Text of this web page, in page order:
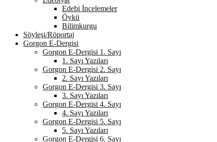
Edebi İncelemeler
Öykü
Bilimkurgu
Söyleşi/Röportaj
Gorgon E-Dergisi
Gorgon E-Dergisi 1. Sayı
1. Sayı Yazıları
Gorgon E-Dergisi 2. Sayı
2. Sayı Yazıları
Gorgon E-Dergisi 3. Sayı
3. Sayı Yazıları
Gorgon E-Dergisi 4. Sayı
4. Sayı Yazıları
Gorgon E-Dergisi 5. Sayı
5. Sayı Yazıları
Gorgon E-Dergisi 6. Sayı